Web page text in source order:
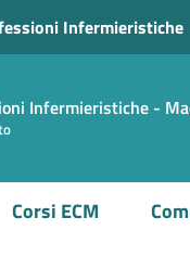
Infermieristiche
Infermieristiche -
Corsi ECM